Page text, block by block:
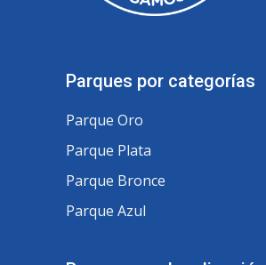
Parques por categorías
Parque Oro
Parque Plata
Parque Bronce
Parque Azul